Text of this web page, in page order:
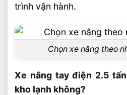
trình vận hành.
Chọn xe nâng theo
Xe nâng tay điện 2.5
kho lạnh không?